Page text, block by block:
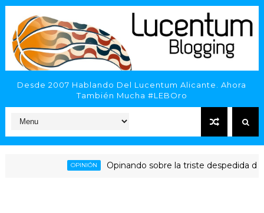
Desde 2007 Hablando Del Lucentum Alicante. Ahora
También Mucha #LEBOro
OPINIÓN Opinando sobre la triste despedida del